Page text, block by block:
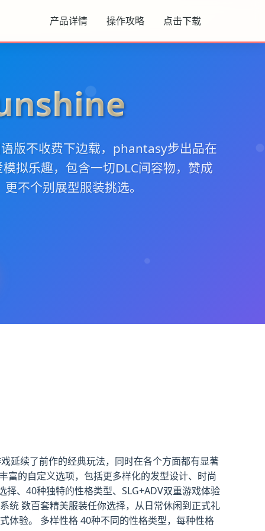
产品详情 操作攻略 点击下载
版不收费下边载，phantasy步出品在
拟乐趣，包含一切DLC间容物，赞成
不个别展型服装挑选。
延续了前作的经典玩法，同时在各个方面都有显著
富的自定义选项，包括更多样化的发型设计、时尚
、40种独特的性格类型、SLG+ADV双重游戏体验
统 数百套精美服装任你选择，从日常休闲到正式礼
体验。 多样性格 40种不同的性格类型，每种性格